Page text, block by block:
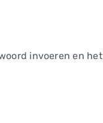
invoeren en het